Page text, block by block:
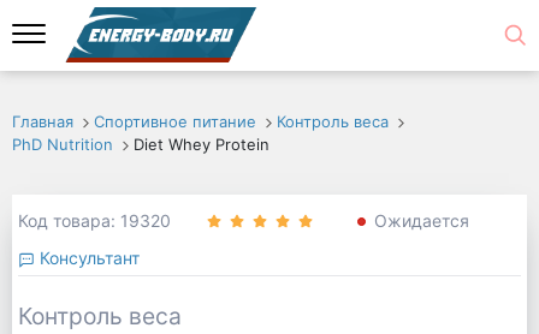
Главная Спортивное питание
Контроль веса
PhD Nutrition
Diet Whey Protein
Код товара: 19320
Ожидается
Консультант
Контроль веса